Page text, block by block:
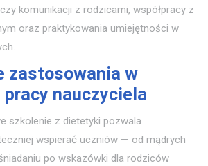
komunikacji z rodzicami, współpracy z
oraz praktykowania umiejętności w
zastosowania w
pracy nauczyciela
szkolenie z dietetyki pozwala
wspierać uczniów — od mądrych
po wskazówki dla rodziców